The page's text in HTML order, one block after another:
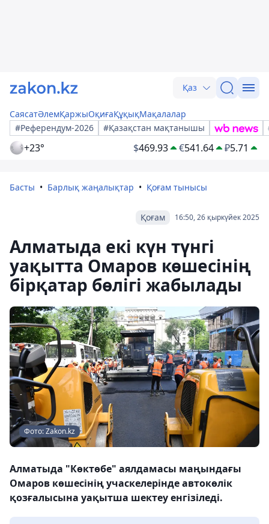
Қаз
СаясатӘлемҚаржыОқиғаҚұқықМақалалар
#Референдум-2026
#Қазақстан мақтанышы
+23° $469.93 €541.64 ₽5.71
Басты Барлық жаңалықтар Қоғам тынысы
16:50, 26 қыркүйек 2025
Қоғам
Алматыда екі күн түнгі
уақытта Омаров көшесінің
бірқатар бөлігі жабылады
Фото: Zakon.kz
Алматыда "Көктөбе" аялдамасы маңындағы
Омаров көшесінің учаскелерінде автокөлік
қозғалысына уақытша шектеу енгізіледі.